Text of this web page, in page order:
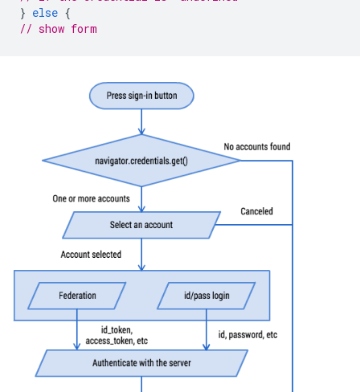
} else {
// show form